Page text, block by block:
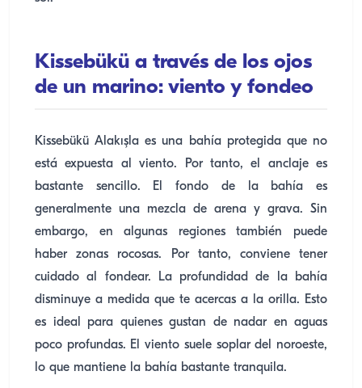
Kissebükü a través de los ojos
de un marino: viento y fondeo
Kissebükü Alakışla es una bahía protegida que no
está expuesta al viento. Por tanto, el anclaje es
bastante sencillo. El fondo de la bahía es
generalmente una mezcla de arena y grava. Sin
embargo, en algunas regiones también puede
haber zonas rocosas. Por tanto, conviene tener
cuidado al fondear. La profundidad de la bahía
disminuye a medida que te acercas a la orilla. Esto
es ideal para quienes gustan de nadar en aguas
poco profundas. El viento suele soplar del noroeste,
lo que mantiene la bahía bastante tranquila.